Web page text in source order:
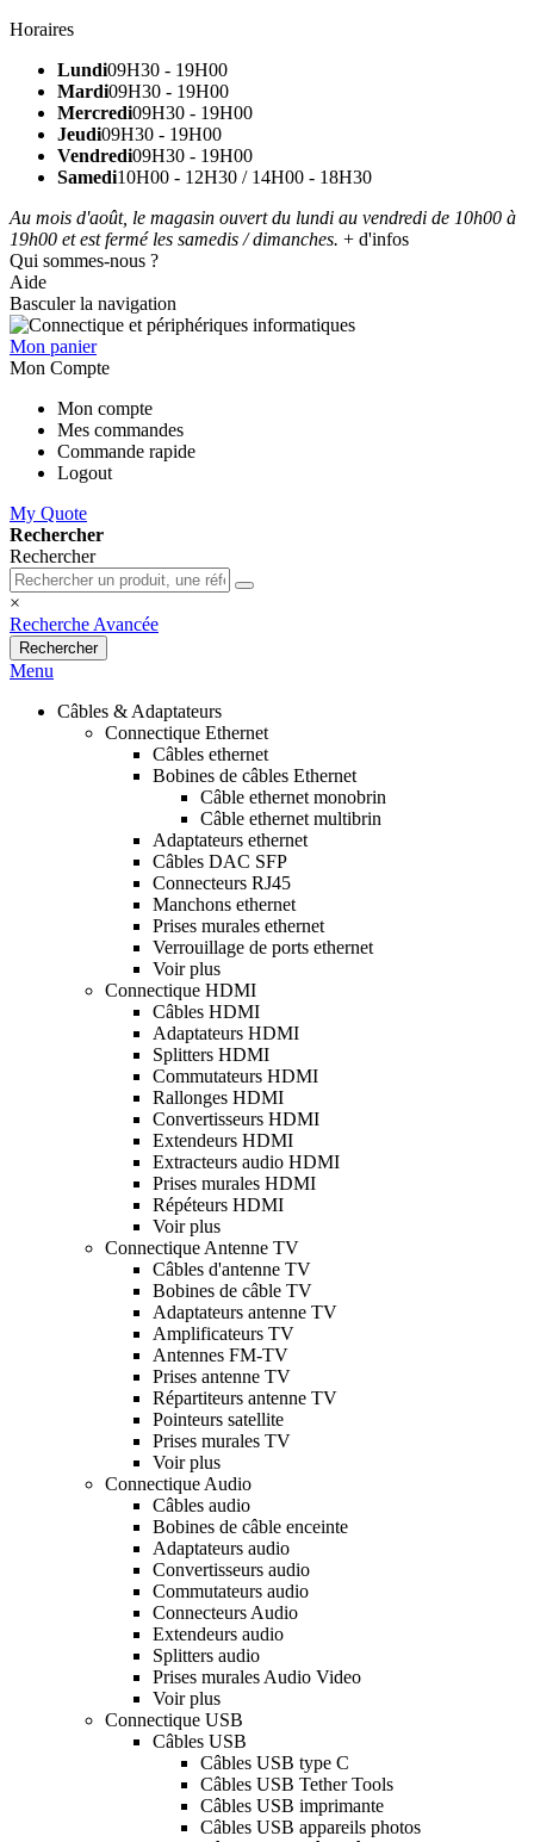
Horaires
Lundi09H30 - 19H00
Mardi09H30 - 19H00
Mercredi09H30 - 19H00
Jeudi09H30 - 19H00
Vendredi09H30 - 19H00
Samedi10H00 - 12H30 / 14H00 - 18H30
Au mois d'août, le magasin ouvert du lundi au vendredi de 10h00 à
19h00 et est fermé les samedis / dimanches. + d'infos
Qui sommes-nous ?
Aide
Basculer la navigation
Mon panier
Mon Compte
Mon compte
Mes commandes
Commande rapide
Logout
My Quote
Rechercher
Rechercher
×
Recherche Avancée
Rechercher
Menu
Câbles & Adaptateurs
Connectique Ethernet
Câbles ethernet
Bobines de câbles Ethernet
Câble ethernet monobrin
Câble ethernet multibrin
Adaptateurs ethernet
Câbles DAC SFP
Connecteurs RJ45
Manchons ethernet
Prises murales ethernet
Verrouillage de ports ethernet
Voir plus
Connectique HDMI
Câbles HDMI
Adaptateurs HDMI
Splitters HDMI
Commutateurs HDMI
Rallonges HDMI
Convertisseurs HDMI
Extendeurs HDMI
Extracteurs audio HDMI
Prises murales HDMI
Répéteurs HDMI
Voir plus
Connectique Antenne TV
Câbles d'antenne TV
Bobines de câble TV
Adaptateurs antenne TV
Amplificateurs TV
Antennes FM-TV
Prises antenne TV
Répartiteurs antenne TV
Pointeurs satellite
Prises murales TV
Voir plus
Connectique Audio
Câbles audio
Bobines de câble enceinte
Adaptateurs audio
Convertisseurs audio
Commutateurs audio
Connecteurs Audio
Extendeurs audio
Splitters audio
Prises murales Audio Video
Voir plus
Connectique USB
Câbles USB
Câbles USB type C
Câbles USB Tether Tools
Câbles USB imprimante
Câbles USB appareils photos